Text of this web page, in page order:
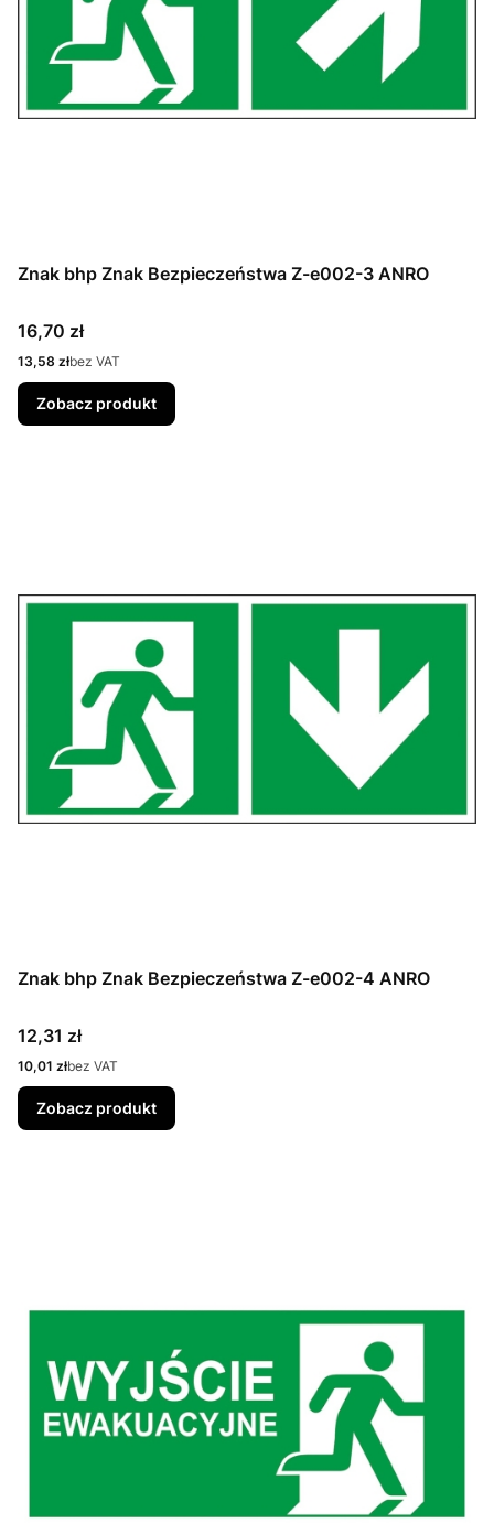
Znak bhp Znak Bezpieczeństwa Z-e002-3 ANRO
Cena
16,70 zł
Cena
13,58 złbez VAT
Zobacz produkt
Znak bhp Znak Bezpieczeństwa Z-e002-4 ANRO
Cena
12,31 zł
Cena
10,01 złbez VAT
Zobacz produkt